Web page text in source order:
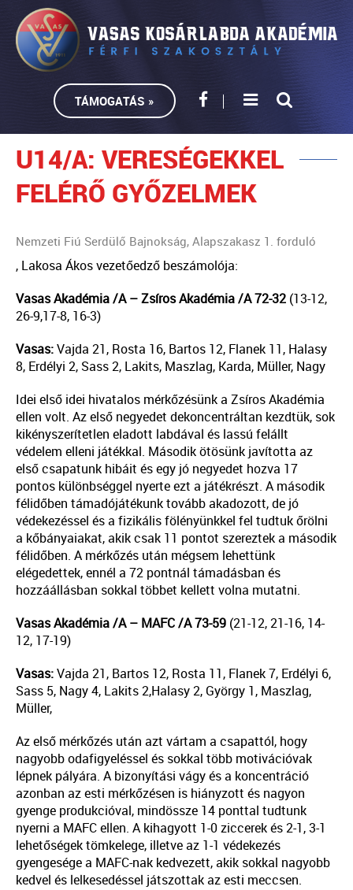
TÁMOGATÁS »
U14/A: VERESÉGEKKEL
FELÉRŐ GYŐZELMEK
Nemzeti Fiú Serdülő Bajnokság, Alapszakasz 1. forduló
, Lakosa Ákos vezetőedző beszámolója:
Vasas Akadémia /A – Zsíros Akadémia /A 72-32 (13-12,
26-9,17-8, 16-3)
Vasas:Vajda 21, Rosta 16, Bartos 12, Flanek 11, Halasy
8, Erdélyi 2, Sass 2, Lakits, Maszlag, Karda, Müller, Nagy
Idei első idei hivatalos mérkőzésünk a Zsíros Akadémia
ellen volt. Az első negyedet dekoncentráltan kezdtük, sok
kikényszerítetlen eladott labdával és lassú felállt
védelem elleni játékkal. Második ötösünk javította az
első csapatunk hibáit és egy jó negyedet hozva 17
pontos különbséggel nyerte ezt a játékrészt. A második
félidőben támadójátékunk tovább akadozott, de jó
védekezéssel és a fizikális fölényünkkel fel tudtuk őrölni
a kőbányaiakat, akik csak 11 pontot szereztek a második
félidőben. A mérkőzés után mégsem lehettünk
elégedettek, ennél a 72 pontnál támadásban és
hozzáállásban sokkal többet kellett volna mutatni.
Vasas Akadémia /A – MAFC /A 73-59 (21-12, 21-16, 14-
12, 17-19)
Vasas:Vajda 21, Bartos 12, Rosta 11, Flanek 7, Erdélyi 6,
Sass 5, Nagy 4, Lakits 2,Halasy 2, György 1, Maszlag,
Müller,
Az első mérkőzés után azt vártam a csapattól, hogy
nagyobb odafigyeléssel és sokkal több motivációvak
lépnek pályára. A bizonyítási vágy és a koncentráció
azonban az esti mérkőzésen is hiányzott és nagyon
gyenge produkcióval, mindössze 14 ponttal tudtunk
nyerni a MAFC ellen. A kihagyott 1-0 ziccerek és 2-1, 3-1
lehetőségek tömkelege, illetve az 1-1 védekezés
gyengesége a MAFC-nak kedvezett, akik sokkal nagyobb
kedvel és lelkesedéssel játszottak az esti meccsen.